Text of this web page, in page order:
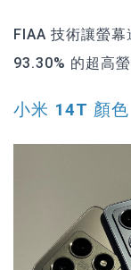
FIAA 技術讓螢
93.30% 的超高
小米 14T 顏色